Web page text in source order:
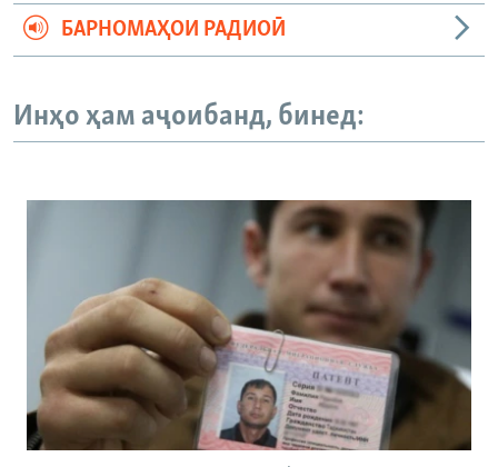
БАРНОМАҲОИ РАДИОӢ
Инҳо ҳам аҷоибанд, бинед: